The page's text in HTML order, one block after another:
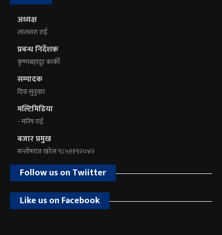
अध्यक्ष
लालसरा राई
प्रबन्ध निर्देशक
कृष्णबहादुर कार्की
सम्पादक
दिपा सुनुवार
मल्टिमिडिया
- मनिष राई
बजार प्रमुख
सन्तोषराज खरेल ९८५११९२०४२
Follow us on Twiitter
Like us on Facebook